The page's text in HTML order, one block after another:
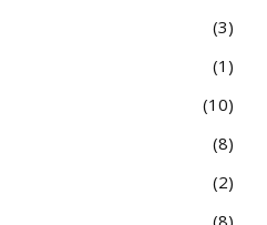
3
1
10
8
2
8